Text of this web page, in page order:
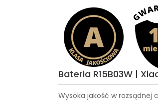
Bateria R15B03W |
Wysoka jakość w rozsądnej